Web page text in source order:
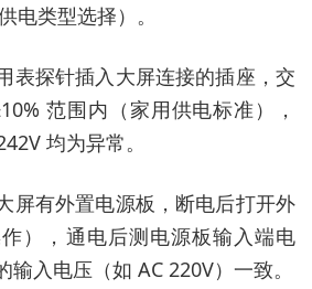
电类型选择）。
表探针插入大屏连接的插座，交
范围内（家用供电标准），
均为异常。
屏有外置电源板，断电后打开外
），通电后测电源板输入端电
入电压（如 AC 220V）一致。